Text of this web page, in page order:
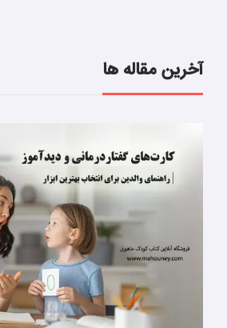
آخرین مقاله ها